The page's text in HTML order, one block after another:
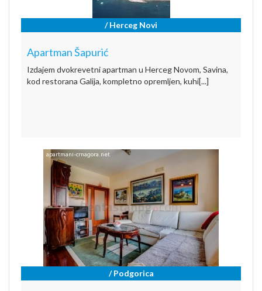
/ Herceg Novi
Apartman Šapurić
Izdajem dvokrevetni apartman u Herceg Novom, Savina,
kod restorana Galija, kompletno opremljen, kuhi[...]
/ Podgorica